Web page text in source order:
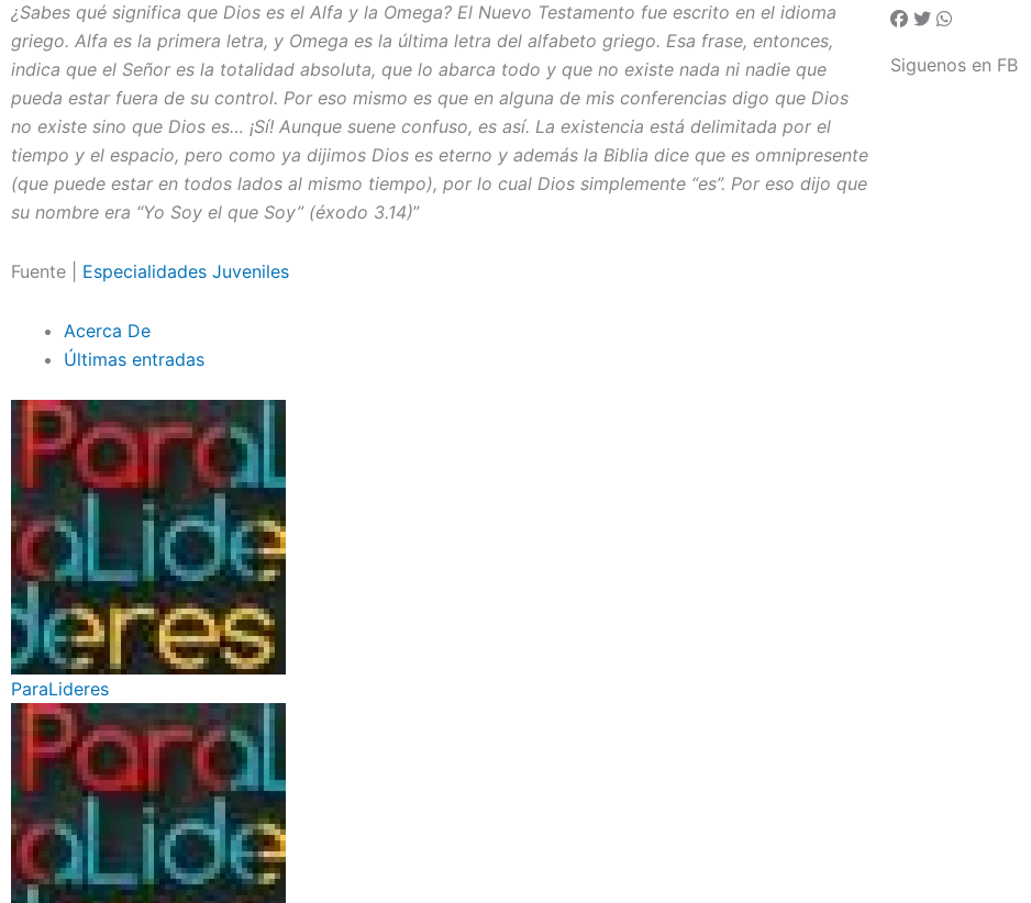
¿Sabes qué significa que Dios es el Alfa y la Omega? El Nuevo Testamento fue escrito en el idioma
griego. Alfa es la primera letra, y Omega es la última letra del alfabeto griego. Esa frase, entonces,
indica que el Señor es la totalidad absoluta, que lo abarca todo y que no existe nada ni nadie que
pueda estar fuera de su control. Por eso mismo es que en alguna de mis conferencias digo que Dios
no existe sino que Dios es… ¡Sí! Aunque suene confuso, es así. La existencia está delimitada por el
tiempo y el espacio, pero como ya dijimos Dios es eterno y además la Biblia dice que es omnipresente
(que puede estar en todos lados al mismo tiempo), por lo cual Dios simplemente “es”. Por eso dijo que
su nombre era “Yo Soy el que Soy” (éxodo 3.14)”
Fuente | Especialidades Juveniles
Acerca De
Últimas entradas
ParaLideres
Siguenos en FB